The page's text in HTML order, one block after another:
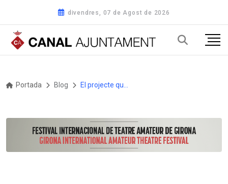
divendres, 07 de Agost de 2026
Portada Blog